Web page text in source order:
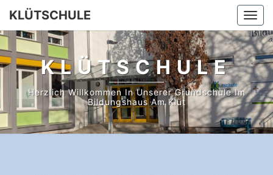
Skip
content
KLÜTSCHULE
KLÜTSCHULE
Herzlich Willkommen In Unserer Grundschule Im
Bildungshaus Am Klüt